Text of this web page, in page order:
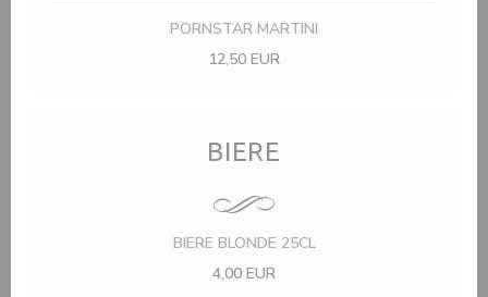
PORNSTAR MARTINI
12,50 EUR
BIERE
BIERE BLONDE 25CL
4,00 EUR